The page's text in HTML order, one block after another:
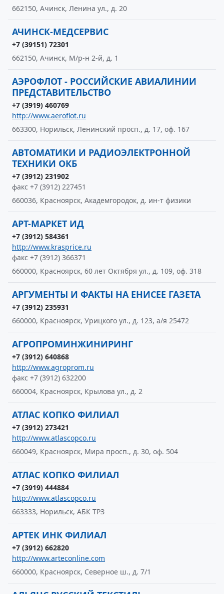
662150, Ачинск, Ленина ул., д. 20
АЧИНСК-МЕДСЕРВИС
+7 (39151) 72301
662150, Ачинск, М/р-н 2-й, д. 1
АЭРОФЛОТ - РОССИЙСКИЕ АВИАЛИНИИ
ПРЕДСТАВИТЕЛЬСТВО
+7 (3919) 460769
http://www.aeroflot.ru
663300, Норильск, Ленинский просп., д. 17, оф. 167
АВТОМАТИКИ И РАДИОЭЛЕКТРОННОЙ
ТЕХНИКИ ОКБ
+7 (3912) 231902
факс +7 (3912) 227451
660036, Красноярск, Академгородок, д. ин-т физики
АРТ-МАРКЕТ ИД
+7 (3912) 584361
http://www.krasprice.ru
факс +7 (3912) 366371
660000, Красноярск, 60 лет Октября ул., д. 109, оф. 318
АРГУМЕНТЫ И ФАКТЫ НА ЕНИСЕЕ ГАЗЕТА
+7 (3912) 235931
660000, Красноярск, Урицкого ул., д. 123, а/я 25472
АГРОПРОМИНЖИНИРИНГ
+7 (3912) 640868
http://www.agroprom.ru
факс +7 (3912) 632200
660004, Красноярск, Крылова ул., д. 2
АТЛАС КОПКО ФИЛИАЛ
+7 (3912) 273421
http://www.atlascopco.ru
660049, Красноярск, Мира просп., д. 30, оф. 504
АТЛАС КОПКО ФИЛИАЛ
+7 (3919) 444884
http://www.atlascopco.ru
663333, Норильск, АБК ТРЗ
АРТЕК ИНК ФИЛИАЛ
+7 (3912) 662820
http://www.arteconline.com
660000, Красноярск, Северное ш., д. 7/1